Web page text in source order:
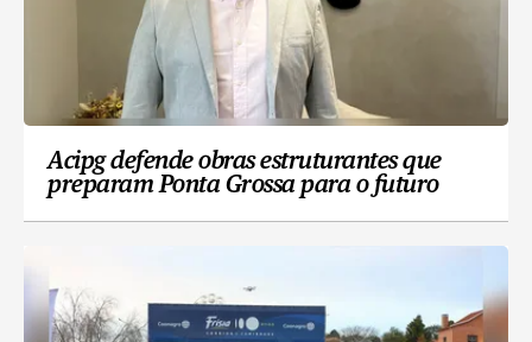
Acipg defende obras estruturantes que
preparam Ponta Grossa para o futuro